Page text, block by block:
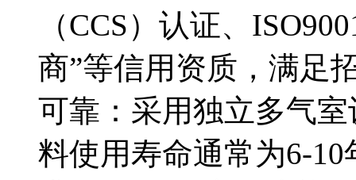
（CCS）认证、
商”等信用资质，满足
可靠：采用独立多气
料使用寿命通常为6-